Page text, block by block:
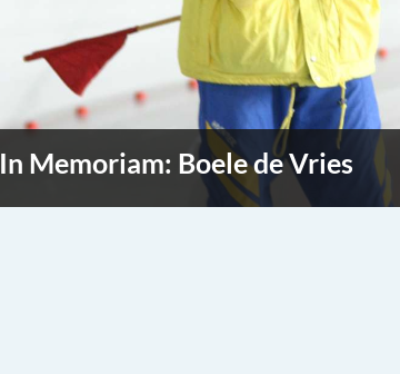
In Memoriam: Boele de Vries